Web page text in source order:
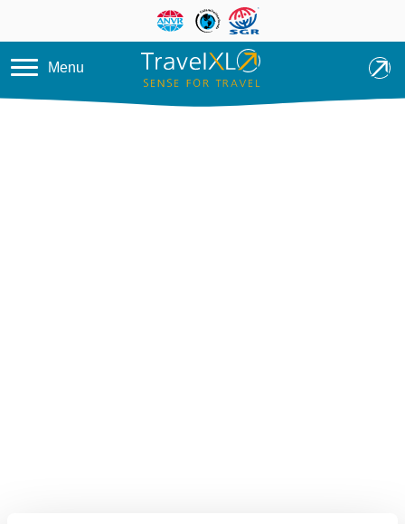
Overslaan en naar de inhoud
Menu